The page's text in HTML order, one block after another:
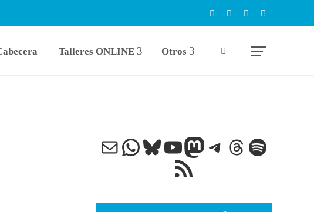
Talleres ONLINE Otros
Correo electrónico
WhatsApp
Bluesky
YouTube
Mastodon
Telegram
Threads
Spotify
Feed RSS